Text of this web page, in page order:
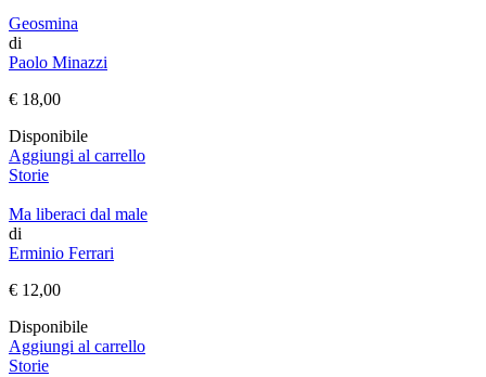
Geosmina
di
Paolo Minazzi
€ 18,00
Disponibile
Aggiungi al carrello
Storie
Ma liberaci dal male
di
Erminio Ferrari
€ 12,00
Disponibile
Aggiungi al carrello
Storie